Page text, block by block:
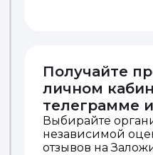
Получайте
личном
телеграмме
Выбирайте
независимой
отзывов на